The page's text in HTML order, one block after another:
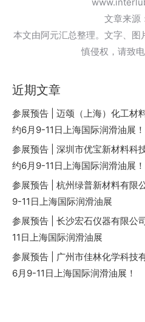
文章来源
本文由阿元汇总整理。文字、
慎侵权，请致电
近期文章
参展预告 | 迈颂（上海）化工材
约6月9-11日上海国际润滑油展！
参展预告 | 深圳市优宝新材料科
约6月9-11日上海国际润滑油展！
参展预告 | 杭州绿普新材料有限
9-11日上海国际润滑油展
参展预告 | 长沙宏石仪器有限公
11日上海国际润滑油展
参展预告 | 广州市佳林化学科技
6月9-11日上海国际润滑油展！